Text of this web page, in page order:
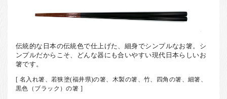
店舗紹介
お知らせ
English
伝統的な日本の伝統色で仕上げた、細身でシンプルなお箸。シ
ンプルだからこそ、どんな器にも合いやすい現代日本らしいお
箸です。
[ 名入れ箸、若狭塗(福井県)の箸、木製の箸、竹、四角の箸、細箸、
黒色（ブラック）の箸 ]